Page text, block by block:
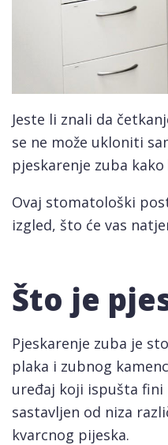
Jeste li znali da
se ne može ukloniti
pjeskarenje zuba
Ovaj stomatološki
izgled, što će vas
Što je
Pjeskarenje zuba je
plaka i zubnog
uređaj koji ispušta
sastavljen od niza
kvarcnog pijeska.